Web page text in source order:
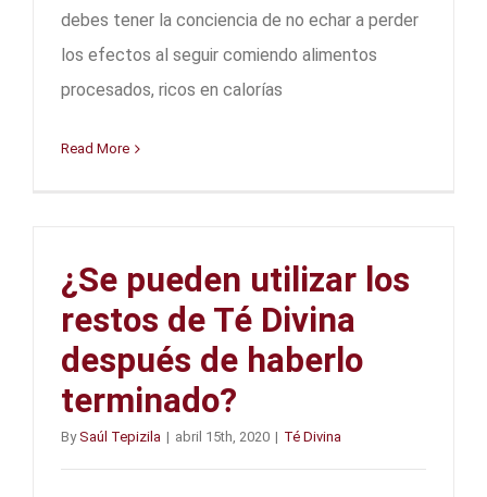
debes tener la conciencia de no echar a perder
los efectos al seguir comiendo alimentos
procesados, ricos en calorías
Read More
¿Se pueden utilizar los
restos de Té Divina
después de haberlo
terminado?
BySaúl Tepizila | abril 15th, 2020 | Té Divina